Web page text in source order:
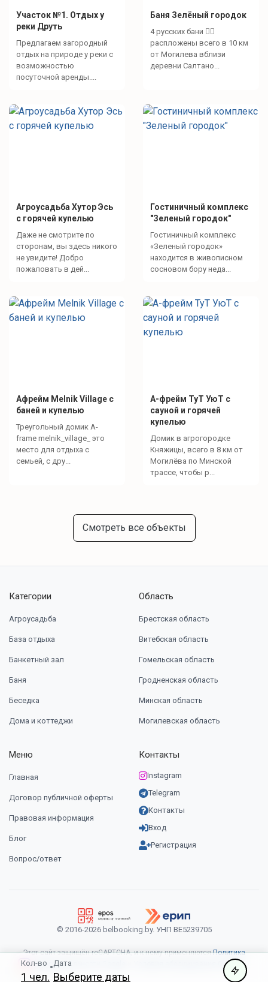
Достопримечательности
«Этнографическая белорусская деревня 19 века» в
д. Буйничи
Участок №1. Отдых у
реки Друть
Предлагаем загородный
отдых на природе у реки с
возможностью
посуточной аренды....
Баня Зелёный городок
4 русских бани 🧖‍♀️
распложены всего в 10 км
от Могилева вблизи
деревни Салтано...
Агроусадьба Хутор Эсь
с горячей купелью
Даже не смотрите по
сторонам, вы здесь никого
не увидите! Добро
пожаловать в дей...
Гостиничный комплекс
"Зеленый городок"
Гостиничный комплекс
«Зеленый городок»
находится в живописном
сосновом бору неда...
Афрейм Melnik Village с
баней и купелью
Треугольный домик A-
frame melnik_village_ это
место для отдыха с
семьей, с дру...
А-фрейм ТуТ УюТ с
сауной и горячей
купелью
Домик в агрогородке
Княжицы, всего в 8 км от
Могилёва по Минской
трассе, чтобы р...
Смотреть все объекты
Кол-во
1 чел.
•Дата
Выберите даты
Категории
Агроусадьба
База отдыха
Банкетный зал
Баня
Беседка
Дома и коттеджи
Область
Брестская область
Витебская область
Гомельская область
Гродненская область
Минская область
Могилевская область
Меню
Главная
Договор публичной оферты
Правовая информация
Блог
Вопрос/ответ
Контакты
Instagram
Telegram
Контакты
Вход
Регистрация
© 2016-2026 belbooking.by. УНП ВЕ5239705
Этот сайт защищён reCAPTCHA, и к нему применяютсяПолитика
конфиденциальности Google
Условия обслуживания Google.